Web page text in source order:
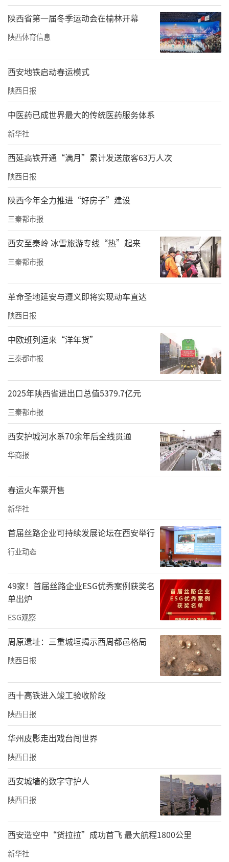
陕西省第一届冬季运动会在榆林开幕
陕西体育信息
西安地铁启动春运模式
陕西日报
中医药已成世界最大的传统医药服务体系
新华社
西延高铁开通“满月”累计发送旅客63万人次
陕西日报
陕西今年全力推进“好房子”建设
三秦都市报
西安至秦岭 冰雪旅游专线“热”起来
三秦都市报
革命圣地延安与遵义即将实现动车直达
陕西日报
中欧班列运来“洋年货”
三秦都市报
2025年陕西省进出口总值5379.7亿元
三秦都市报
西安护城河水系70余年后全线贯通
华商报
春运火车票开售
新华社
首届丝路企业可持续发展论坛在西安举行
行业动态
49家！首届丝路企业ESG优秀案例获奖名
单出炉
ESG观察
周原遗址：三重城垣揭示西周都邑格局
陕西日报
西十高铁进入竣工验收阶段
陕西日报
华州皮影走出戏台闯世界
陕西日报
西安城墙的数字守护人
陕西日报
西安造空中“货拉拉”成功首飞 最大航程1800公里
新华社